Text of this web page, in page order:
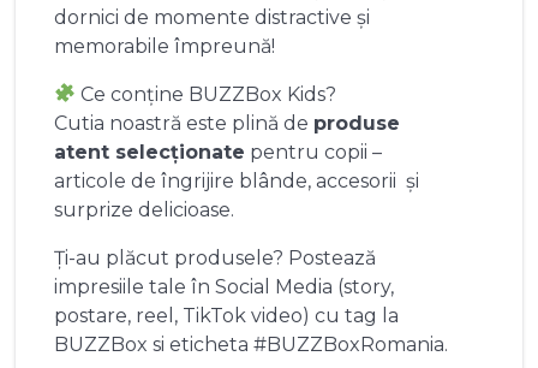
dornici de momente distractive și
memorabile împreună!
Ce conține BUZZBox Kids?
Cutia noastră este plină de produse
atent selecționate pentru copii –
articole de îngrijire blânde, accesorii și
surprize delicioase.
Ți-au plăcut produsele? Postează
impresiile tale în Social Media (story,
postare, reel, TikTok video) cu tag la
BUZZBox si eticheta #BUZZBoxRomania.